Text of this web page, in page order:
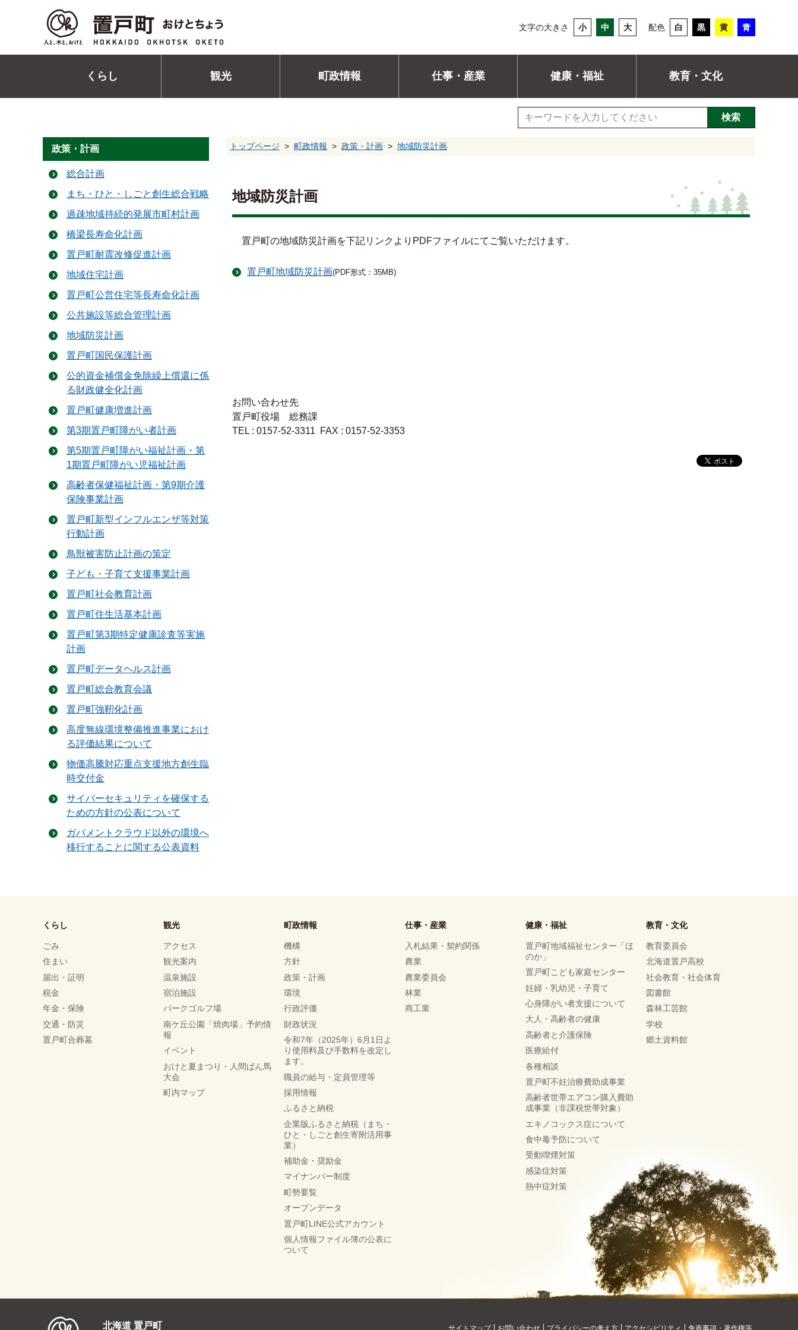
文字の大きさ 小 中 大 配色 白 黒 黄 青
くらし 観光 町政情報 仕事・産業 健康・福祉 教育・文化
検索
トップページ 町政情報 政策・計画 地域防災計画
地域防災計画
置戸町の地域防災計画を下記リンクよりPDFファイルにてご覧いただけます。
置戸町地域防災計画(PDF形式：35MB)
お問い合わせ先
置戸町役場 総務課
TEL : 0157-52-3311 FAX : 0157-52-3353
政策・計画
総合計画
まち・ひと・しごと創生総合戦略
過疎地域持続的発展市町村計画
橋梁長寿命化計画
置戸町耐震改修促進計画
地域住宅計画
置戸町公営住宅等長寿命化計画
公共施設等総合管理計画
地域防災計画
置戸町国民保護計画
公的資金補償金免除繰上償還に係
る財政健全化計画
置戸町健康増進計画
第3期置戸町障がい者計画
第5期置戸町障がい福祉計画・第
1期置戸町障がい児福祉計画
高齢者保健福祉計画・第9期介護
保険事業計画
置戸町新型インフルエンザ等対策
行動計画
鳥獣被害防止計画の策定
子ども・子育て支援事業計画
置戸町社会教育計画
置戸町住生活基本計画
置戸町第3期特定健康診査等実施
計画
置戸町データヘルス計画
置戸町総合教育会議
置戸町強靭化計画
高度無線環境整備推進事業におけ
る評価結果について
物価高騰対応重点支援地方創生臨
時交付金
サイバーセキュリティを確保する
ための方針の公表について
ガバメントクラウド以外の環境へ
移行することに関する公表資料
くらし
ごみ
住まい
届出・証明
税金
年金・保険
交通・防災
置戸町合葬墓
観光
アクセス
観光案内
温泉施設
宿泊施設
パークゴルフ場
南ケ丘公園「焼肉場」予約情
報
イベント
おけと夏まつり・人間ばん馬
大会
町内マップ
町政情報
機構
方針
政策・計画
環境
行政評価
財政状況
令和7年（2025年）6月1日よ
り使用料及び手数料を改定し
ます。
職員の給与・定員管理等
採用情報
ふるさと納税
企業版ふるさと納税（まち・
ひと・しごと創生寄附活用事
業）
補助金・奨励金
マイナンバー制度
町勢要覧
オープンデータ
置戸町LINE公式アカウント
個人情報ファイル簿の公表に
ついて
仕事・産業
入札結果・契約関係
農業
農業委員会
林業
商工業
健康・福祉
置戸町地域福祉センター「ほ
のか」
置戸町こども家庭センター
妊婦・乳幼児・子育て
心身障がい者支援について
大人・高齢者の健康
高齢者と介護保険
医療給付
各種相談
置戸町不妊治療費助成事業
高齢者世帯エアコン購入費助
成事業（非課税世帯対象）
エキノコックス症について
食中毒予防について
受動喫煙対策
感染症対策
熱中症対策
教育・文化
教育委員会
北海道置戸高校
社会教育・社会体育
図書館
森林工芸館
学校
郷土資料館
北海道 置戸町 サイトマップ お問い合わせ プライバシーの考え方 アクセシビリティ 免責事項・著作権等